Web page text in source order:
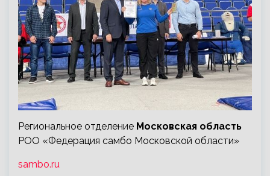
Региональное отделение Московская область
РОО «Федерация самбо Московской области»
sambo.ru